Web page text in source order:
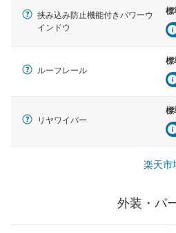
挟み込み防止機能付きパワーウ
インドウ
標
ルーフレール
標
リヤワイパー
標
楽天市
外装・パ